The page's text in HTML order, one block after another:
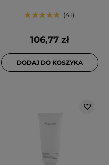
41
106,77 zł
DODAJ DO KOSZYKA